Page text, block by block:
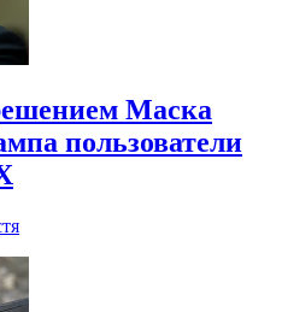
Маска
пользователи